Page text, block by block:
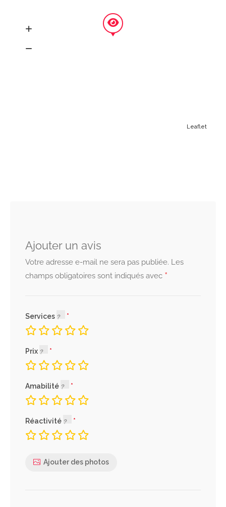
Leaflet
Ajouter un avis
Votre adresse e-mail ne sera pas publiée. Les
champs obligatoires sont indiqués avec *
Services
Prix
Amabilité
Réactivité
Ajouter des photos